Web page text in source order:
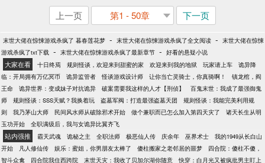
上一页 第1 - 50章 下一页
末世大佬在惊悚游戏杀疯了 暮春莲花梦 - 末世大佬在惊悚游戏杀疯了全文阅读 - 末世大佬在惊悚
游戏杀疯了txt下载 - 末世大佬在惊悚游戏杀疯了最新章节 - 好看的悬疑小说
大家在看 十日终焉 规则怪谈，欢迎来到甜蜜的家 欢迎来到我的地狱 玩家请上车
诡异降
临：开局拥有万亿冥币
诡异监管者 怪谈游戏设计师 让你当亡灵骑士，你真骑啊！
镇龙棺，阎
王命
诡异世界：变成妹子对抗诡异 破案需要我这样的人才【刑侦】
百鬼末世：我成了最强御鬼
师
规则怪谈：SSS天赋？我换着玩 盗墓军阀：打造最强盗墓天团
规则怪谈：我能完美利用规
则
我乃茅山大师 民间风水师从破除邪术开始 做个兼职而已怎么加入第四天灾了
诸天长生从明
玉功开始
全职满级后，我与女诡异比翼齐飞
站内强推 霸天武魂 诡秘之主 全职法师 极恶仙人传 庆余年 巫界术士
我的1949从长白山
开始
凡人修仙传 娱乐：蜜姐，你男朋友太棒了 傻柱搬家之老邻居的噩梦
四合院：傻柱不傻，
智斗众禽
四合院我住西跨院 末世天灾：我收了贝加尔湖你随意
快穿：白月光又被疯批男主盯上